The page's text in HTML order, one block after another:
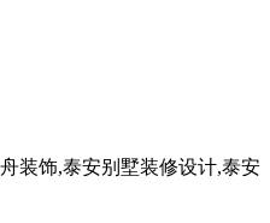
装饰,泰安别墅装修设计,泰安